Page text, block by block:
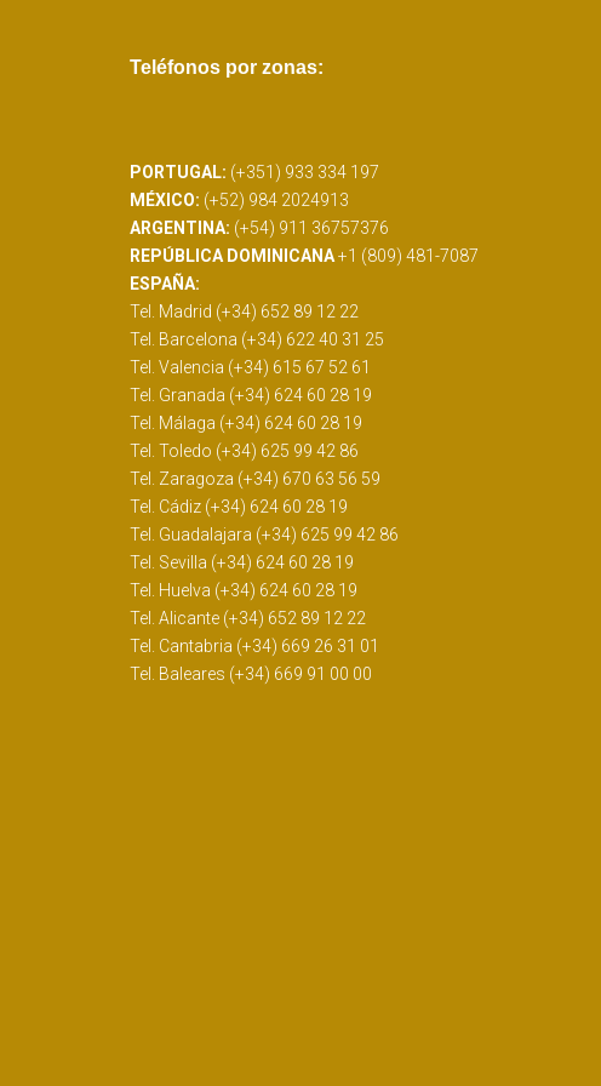
Teléfonos por zonas:
PORTUGAL: (+351) 933 334 197
MÉXICO: (+52) 984 2024913
ARGENTINA: (+54) 911 36757376
REPÚBLICA DOMINICANA+1 (809) 481-7087
ESPAÑA:
Tel. Madrid (+34) 652 89 12 22
Tel. Barcelona (+34) 622 40 31 25
Tel. Valencia (+34) 615 67 52 61
Tel. Granada (+34) 624 60 28 19
Tel. Málaga (+34) 624 60 28 19
Tel. Toledo (+34) 625 99 42 86
Tel. Zaragoza (+34) 670 63 56 59
Tel. Cádiz (+34) 624 60 28 19
Tel. Guadalajara (+34) 625 99 42 86
Tel. Sevilla (+34) 624 60 28 19
Tel. Huelva (+34) 624 60 28 19
Tel. Alicante (+34) 652 89 12 22
Tel. Cantabria (+34) 669 26 31 01
Tel. Baleares (+34) 669 91 00 00